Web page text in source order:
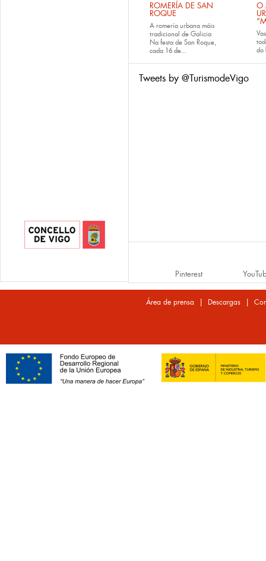
ROMERÍA DE SAN
ROQUE
A romería urbana máis
tradicional de Galicia
Na festa de San Roque,
cada 16 de...
O
do
Tweets by @TurismodeVigo
Pinterest
Área de prensa | Descargas |